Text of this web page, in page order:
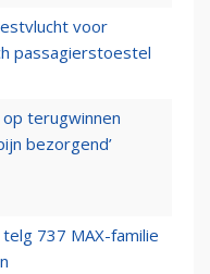
voor
passagierstoestel
terugwinnen
bezorgend’
737 MAX-familie